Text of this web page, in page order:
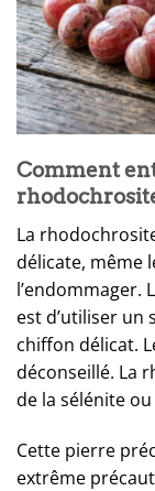
Comment
La
délicate, même
l’endommager.
est d’utiliser un
chiffon délicat.
déconseillé. La
de la sélénite
Cette pierre
extrême